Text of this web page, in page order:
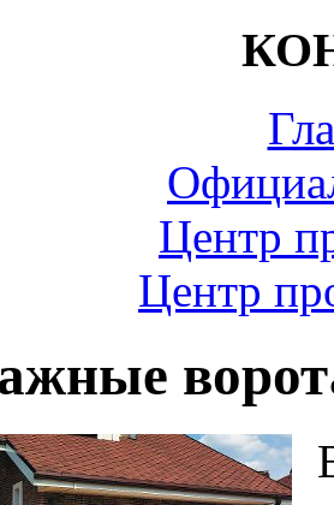
Центр
Центр